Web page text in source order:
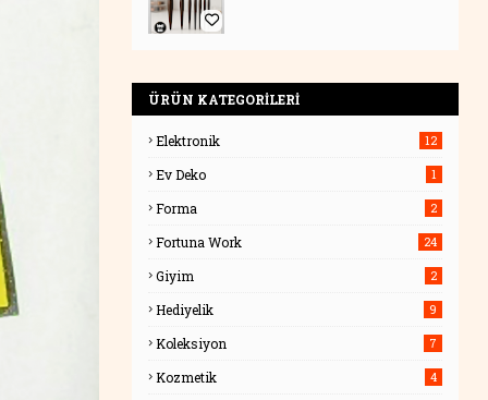
ÜRÜN KATEGORİLERİ
Elektronik 12
Ev Deko 1
Forma 2
Fortuna Work 24
Giyim 2
Hediyelik 9
Koleksiyon 7
Kozmetik 4